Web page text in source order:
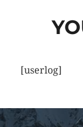
[userlog]